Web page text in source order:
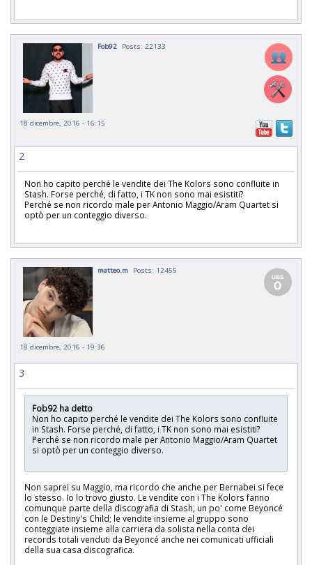
Fob92 Posts: 22133
18 dicembre, 2016 - 16:15
2
Non ho capito perché le vendite dei The Kolors sono confluite in
Stash. Forse perché, di fatto, i TK non sono mai esistiti?
Perché se non ricordo male per Antonio Maggio/Aram Quartet si
optò per un conteggio diverso.
matteo.m Posts: 12455
18 dicembre, 2016 - 19:36
3
Fob92 ha detto
Non ho capito perché le vendite dei The Kolors sono confluite
in Stash. Forse perché, di fatto, i TK non sono mai esistiti?
Perché se non ricordo male per Antonio Maggio/Aram Quartet
si optò per un conteggio diverso.
Non saprei su Maggio, ma ricordo che anche per Bernabei si fece
lo stesso. Io lo trovo giusto. Le vendite con i The Kolors fanno
comunque parte della discografia di Stash, un po' come Beyoncé
con le Destiny's Child; le vendite insieme al gruppo sono
conteggiate insieme alla carriera da solista nella conta dei
records totali venduti da Beyoncé anche nei comunicati ufficiali
della sua casa discografica.